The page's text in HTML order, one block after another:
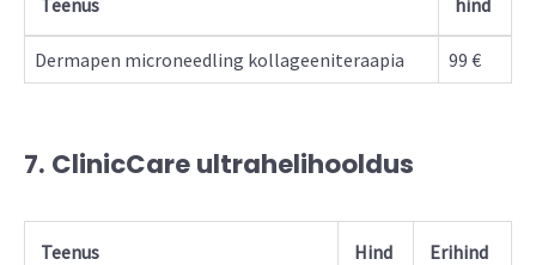
Teenus hind
Dermapen microneedling kollageeniteraapia 99 €
7. ClinicCare ultrahelihooldus
Teenus Hind Erihind